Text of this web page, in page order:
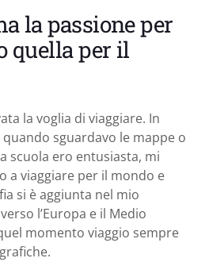
la passione per
quella per il
la voglia di viaggiare. In
sguardavo le mappe o
scuola ero entusiasta, mi
a viaggiare per il mondo e
si è aggiunta nel mio
l’Europa e il Medio
momento viaggio sempre